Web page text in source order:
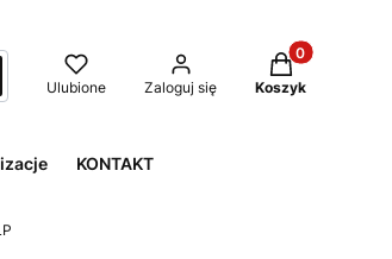
Ulubione Zaloguj się
Produkty w
Koszyk
KONTAKT